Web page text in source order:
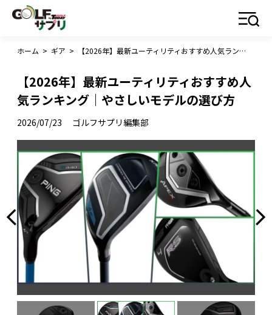
ホーム > ギア > 【2026年】最新ユーティリティおすすめ人気ランキング｜やさしいモデルの選び方
【2026年】最新ユーティリティおすすめ人
気ランキング｜やさしいモデルの選び方
2026/07/23 ゴルフサプリ編集部